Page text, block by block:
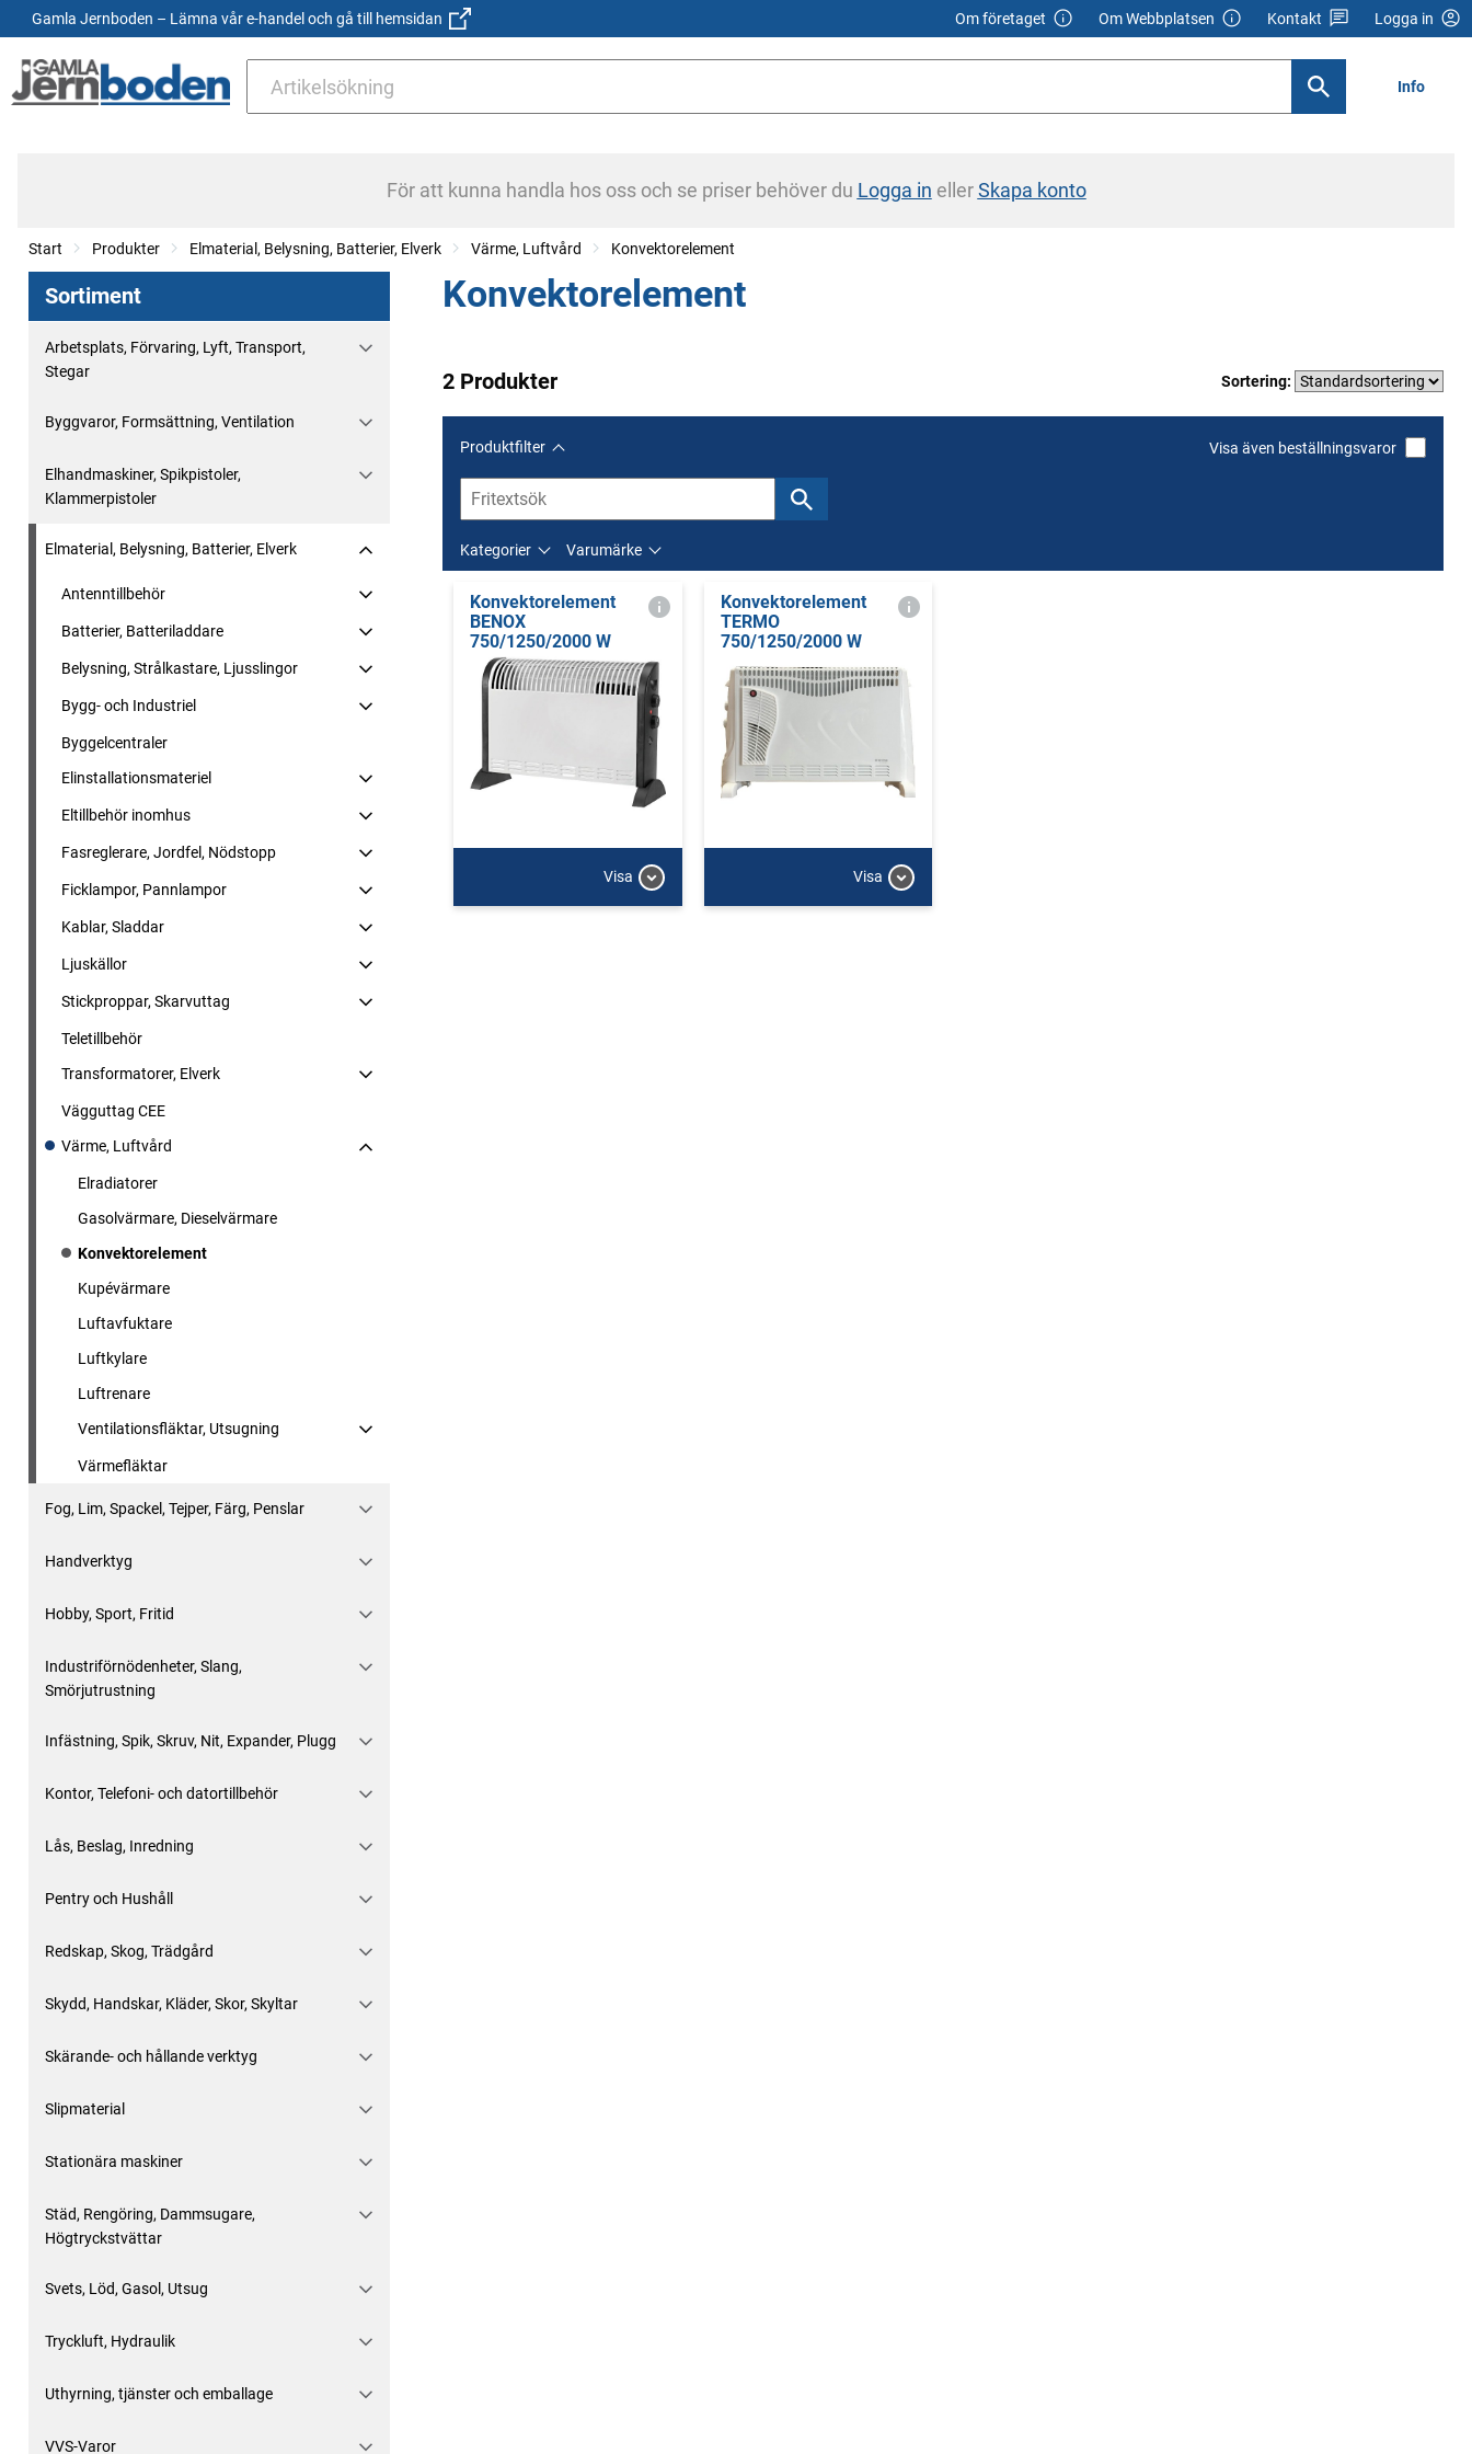
Gamla Jernboden – Lämna vår e-handel och gå till hemsidan Om företaget Om Webbplatsen Kontakt Logga in
Info
För att kunna handla hos oss och se priser behöver du Logga in ellerSkapa konto
Start Produkter Elmaterial, Belysning, Batterier, Elverk Värme, Luftvård Konvektorelement
Sortiment
Arbetsplats, Förvaring, Lyft, Transport,
Stegar
Byggvaror, Formsättning, Ventilation
Elhandmaskiner, Spikpistoler,
Klammerpistoler
Elmaterial, Belysning, Batterier, Elverk
Antenntillbehör
Batterier, Batteriladdare
Belysning, Strålkastare, Ljusslingor
Bygg- och Industriel
Byggelcentraler
Elinstallationsmateriel
Eltillbehör inomhus
Fasreglerare, Jordfel, Nödstopp
Ficklampor, Pannlampor
Kablar, Sladdar
Ljuskällor
Stickproppar, Skarvuttag
Teletillbehör
Transformatorer, Elverk
Vägguttag CEE
Värme, Luftvård
Elradiatorer
Gasolvärmare, Dieselvärmare
Konvektorelement
Kupévärmare
Luftavfuktare
Luftkylare
Luftrenare
Ventilationsfläktar, Utsugning
Värmefläktar
Fog, Lim, Spackel, Tejper, Färg, Penslar
Handverktyg
Hobby, Sport, Fritid
Industriförnödenheter, Slang,
Smörjutrustning
Infästning, Spik, Skruv, Nit, Expander, Plugg
Kontor, Telefoni- och datortillbehör
Lås, Beslag, Inredning
Pentry och Hushåll
Redskap, Skog, Trädgård
Skydd, Handskar, Kläder, Skor, Skyltar
Skärande- och hållande verktyg
Slipmaterial
Stationära maskiner
Städ, Rengöring, Dammsugare,
Högtryckstvättar
Svets, Löd, Gasol, Utsug
Tryckluft, Hydraulik
Uthyrning, tjänster och emballage
VVS-Varor
Konvektorelement
2 Produkter Sortering:
Produktfilter Visa även beställningsvaror
Kategorier Varumärke
Konvektorelement
BENOX
750/1250/2000 W
Visa
Konvektorelement
TERMO
750/1250/2000 W
Visa